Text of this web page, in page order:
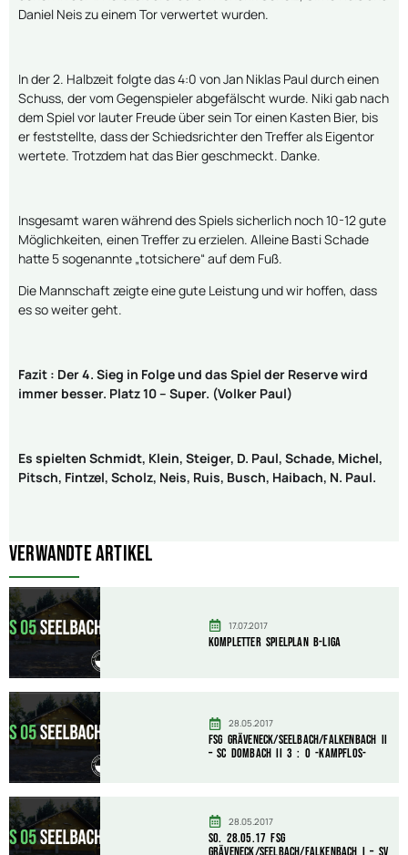
Daniel Neis zu einem Tor verwertet wurden.
In der 2. Halbzeit folgte das 4:0 von Jan Niklas Paul durch einen
Schuss, der vom Gegenspieler abgefälscht wurde. Niki gab nach
dem Spiel vor lauter Freude über sein Tor einen Kasten Bier, bis
er feststellte, dass der Schiedsrichter den Treffer als Eigentor
wertete. Trotzdem hat das Bier geschmeckt. Danke.
Insgesamt waren während des Spiels sicherlich noch 10-12 gute
Möglichkeiten, einen Treffer zu erzielen. Alleine Basti Schade
hatte 5 sogenannte „totsichere“ auf dem Fuß.
Die Mannschaft zeigte eine gute Leistung und wir hoffen, dass
es so weiter geht.
Fazit : Der 4. Sieg in Folge und das Spiel der Reserve wird
immer besser. Platz 10 – Super. (Volker Paul)
Es spielten Schmidt, Klein, Steiger, D. Paul, Schade, Michel,
Pitsch, Fintzel, Scholz, Neis, Ruis, Busch, Haibach, N. Paul.
Verwandte Artikel
17.07.2017
Kompletter Spielplan B-Liga
28.05.2017
FSG Gräveneck/Seelbach/Falkenbach II
– SC Dombach II 3 : 0 -kampflos-
28.05.2017
So. 28.05.17 FSG
Gräveneck/Seelbach/Falkenbach I – SV